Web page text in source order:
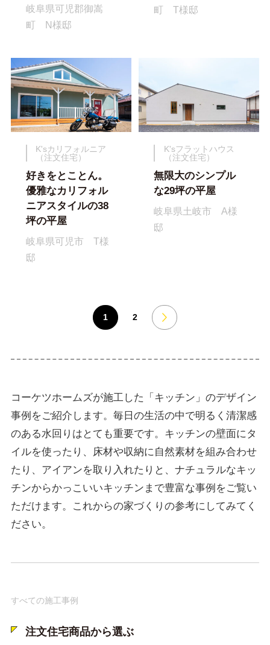
岐阜県可児郡御嵩
町 N様邸
町 T様邸
K'sカリフォルニア
（注文住宅）
好きをとことん。
優雅なカリフォル
ニアスタイルの38
坪の平屋
岐阜県可児市 T様
邸
K'sフラットハウス
（注文住宅）
無限大のシンプル
な29坪の平屋
岐阜県土岐市 A様
邸
1 2
コーケツホームズが施工した「キッチン」のデザイン
事例をご紹介します。毎日の生活の中で明るく清潔感
のある水回りはとても重要です。キッチンの壁面にタ
イルを使ったり、床材や収納に自然素材を組み合わせ
たり、アイアンを取り入れたりと、ナチュラルなキッ
チンからかっこいいキッチンまで豊富な事例をご覧い
ただけます。これからの家づくりの参考にしてみてく
ださい。
すべての施工事例
注文住宅商品から選ぶ